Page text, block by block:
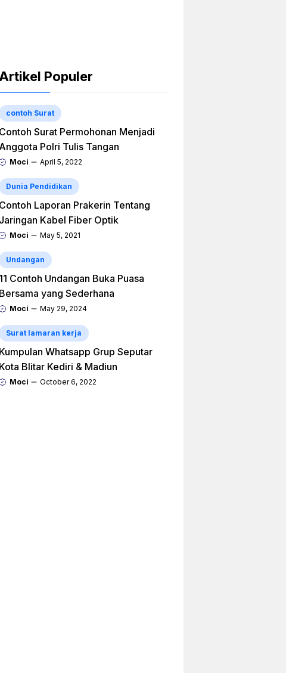
Artikel Populer
contoh Surat
Contoh Surat Permohonan Menjadi
Anggota Polri Tulis Tangan
Moci April 5, 2022
Dunia Pendidikan
Contoh Laporan Prakerin Tentang
Jaringan Kabel Fiber Optik
Moci May 5, 2021
Undangan
11 Contoh Undangan Buka Puasa
Bersama yang Sederhana
Moci May 29, 2024
Surat lamaran kerja
Kumpulan Whatsapp Grup Seputar
Kota Blitar Kediri & Madiun
Moci October 6, 2022